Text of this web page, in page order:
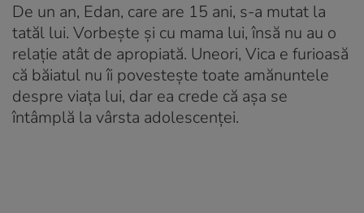
De un an, Edan, care are 15 ani, s-a mutat la
tatăl lui. Vorbește și cu mama lui, însă nu au o
relație atât de apropiată. Uneori, Vica e furioasă
că băiatul nu îi povestește toate amănuntele
despre viața lui, dar ea crede că așa se
întâmplă la vârsta adolescenței.